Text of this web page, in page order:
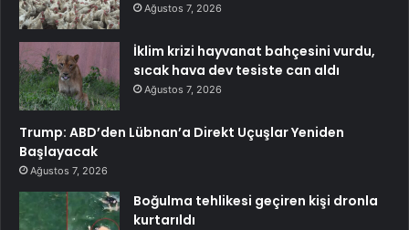
Ağustos 7, 2026
İklim krizi hayvanat bahçesini vurdu,
sıcak hava dev tesiste can aldı
Ağustos 7, 2026
Trump: ABD’den Lübnan’a Direkt Uçuşlar Yeniden
Başlayacak
Ağustos 7, 2026
Boğulma tehlikesi geçiren kişi dronla
kurtarıldı